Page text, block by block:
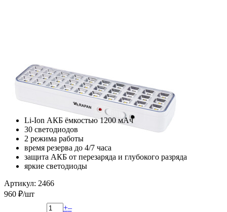
Li-Ion АКБ ёмкостью 1200 мАч
30 светодиодов
2 режима работы
время резерва до 4/7 часа
защита АКБ от перезаряда и глубокого разряда
яркие светодиоды
Артикул: 2466
960 ₽/шт
+–